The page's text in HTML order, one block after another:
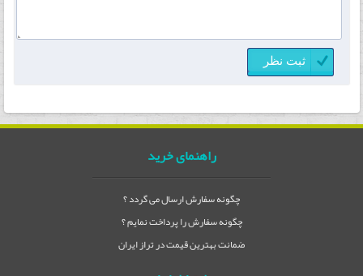
راهنمای خرید
چگونه سفارش ارسال می گردد ؟
چگونه سفارش را پرداخت نمایم ؟
ضمانت بهترین قیمت در تراز ایران